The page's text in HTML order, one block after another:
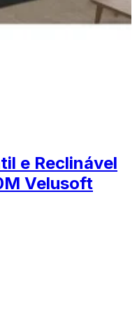
e Reclinável
Velusoft